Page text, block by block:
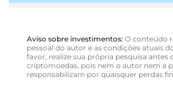
Aviso sobre investimentos: O conteúdo
pessoal do autor e as condições atuais
favor, realize sua própria pesquisa antes
criptomoedas, pois nem o autor nem a
responsabilizam por quaisquer perdas